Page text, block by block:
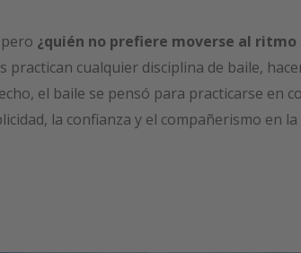
¿quién no prefiere moverse al ritmo
practican cualquier disciplina de baile,
el baile se pensó para practicarse en
la confianza y el compañerismo en